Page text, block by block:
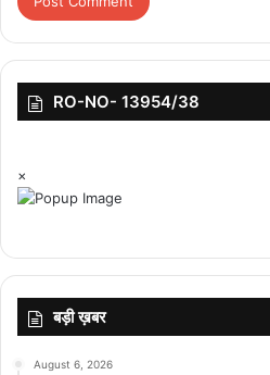
RO-NO- 13954/38
×
बड़ी ख़बर
August 6, 2026